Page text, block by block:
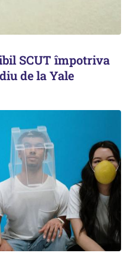
SCUT împotriva
de la Yale